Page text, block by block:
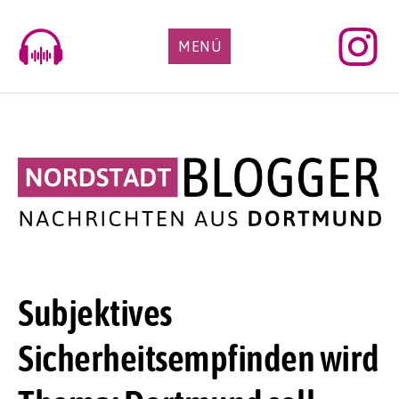
content
MENÜ
Subjektives
Sicherheitsempfinden wird